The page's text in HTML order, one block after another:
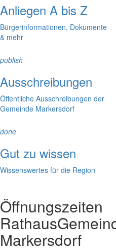
Anliegen A bis Z
Bürgerinformationen, Dokumente
& mehr
publish
Ausschreibungen
Öffentliche Ausschreibungen der
Gemeinde Markersdorf
done
Gut zu wissen
Wissenswertes für die Region
Öffnungszeiten
Rathaus
Markersdorf